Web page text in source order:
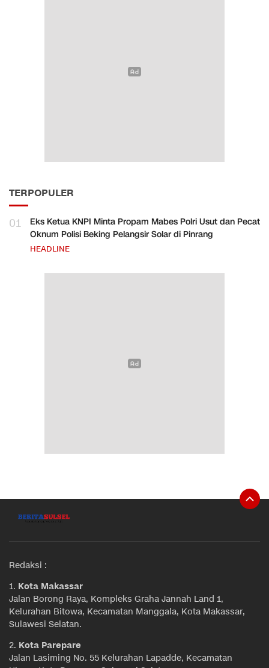
TERPOPULER
01
Eks Ketua KNPI Minta Propam Mabes Polri Usut dan Pecat
Oknum Polisi Beking Pelangsir Solar di Pinrang
HEADLINE
Redaksi :
1. Kota Makassar
Jalan Borong Raya, Kompleks Graha Jannah Land 1,
Kelurahan Bitowa, Kecamatan Manggala, Kota Makassar,
Sulawesi Selatan.
2. Kota Parepare
Jalan Lasiming No. 55 Kelurahan Lapadde, Kecamatan